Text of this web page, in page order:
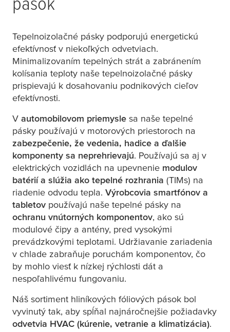
Tepelnoizolačné pásky podporujú energetickú
efektívnosť v niekoľkých odvetviach.
Minimalizovaním tepelných strát a zabránením
kolísania teploty naše tepelnoizolačné pásky
prispievajú k dosahovaniu podnikových cieľov
efektívnosti.
V automobilovom priemysle sa naše tepelné
pásky používajú v motorových priestoroch na
zabezpečenie, že vedenia, hadice a ďalšie
komponenty sa neprehrievajú. Používajú sa aj v
elektrických vozidlách na upevnenie modulov
batérií a slúžia ako tepelné rozhrania (TIMs) na
riadenie odvodu tepla. Výrobcovia smartfónov a
tabletov používajú naše tepelné pásky na
ochranu vnútorných komponentov, ako sú
modulové čipy a antény, pred vysokými
prevádzkovými teplotami. Udržiavanie zariadenia
v chlade zabraňuje poruchám komponentov, čo
by mohlo viesť k nízkej rýchlosti dát a
nespoľahlivému fungovaniu.
Náš sortiment hliníkových fóliových pások bol
vyvinutý tak, aby spĺňal najnáročnejšie požiadavky
odvetvia HVAC (kúrenie, vetranie a klimatizácia).